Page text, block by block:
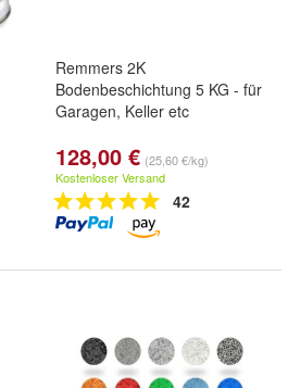
Remmers 2K
Bodenbeschichtung 5 KG - für
Garagen, Keller etc
128,00 € (25,60 €/kg)
Kostenloser Versand
42